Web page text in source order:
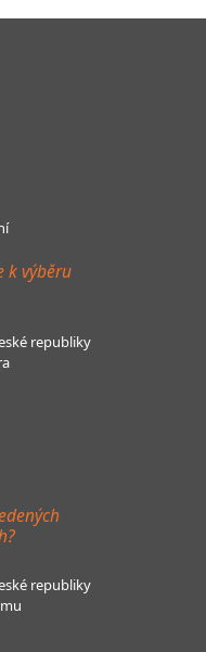
k výběru
republiky
republiky